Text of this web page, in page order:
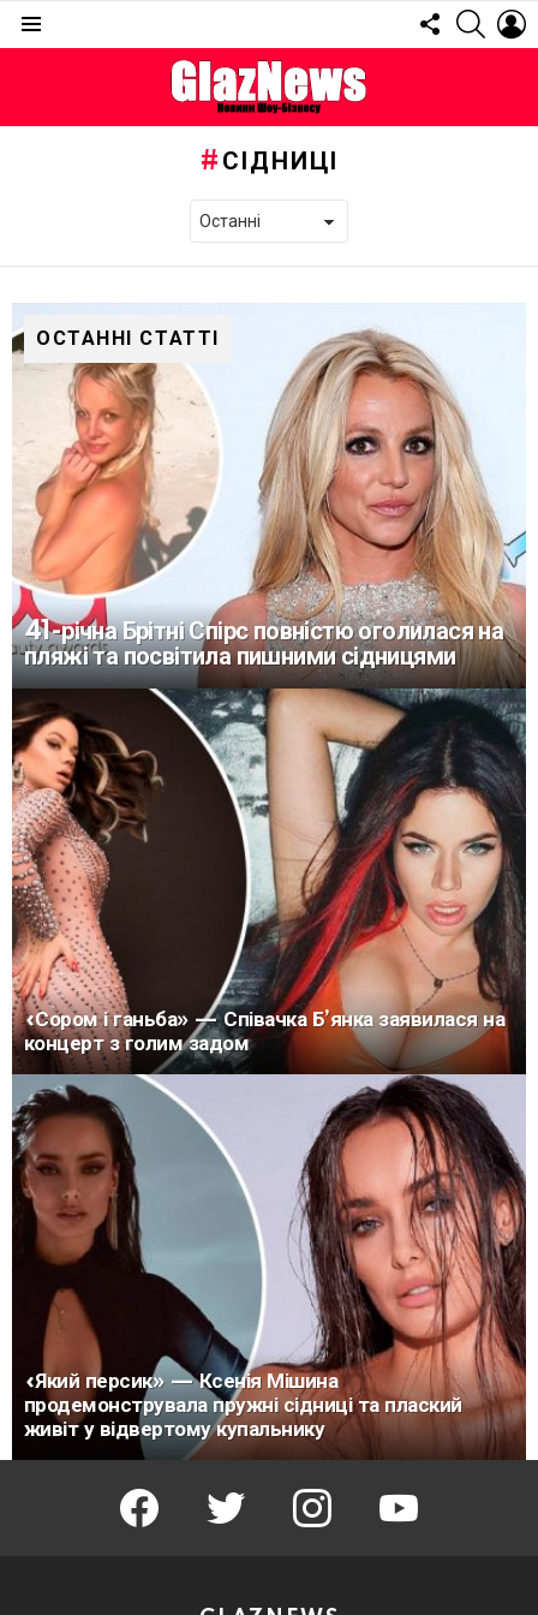
FOLLOW
US
СІДНИЦІ
ОСТАННІ СТАТТІ
41-річна Брітні Спірс повністю оголилася на
пляжі та посвітила пишними сідницями
«Сором і ганьба» — Співачка Б’янка заявилася на
концерт з голим задом
«Який персик» — Ксенія Мішина
продемонструвала пружні сідниці та плаский
живіт у відвертому купальнику
facebook twitter instagram youtube